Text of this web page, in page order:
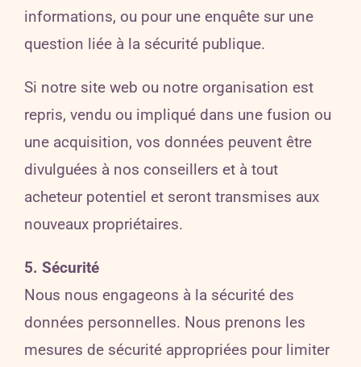
informations, ou pour une enquête sur une
question liée à la sécurité publique.
Si notre site web ou notre organisation est
repris, vendu ou impliqué dans une fusion ou
une acquisition, vos données peuvent être
divulguées à nos conseillers et à tout
acheteur potentiel et seront transmises aux
nouveaux propriétaires.
5. Sécurité
Nous nous engageons à la sécurité des
données personnelles. Nous prenons les
mesures de sécurité appropriées pour limiter